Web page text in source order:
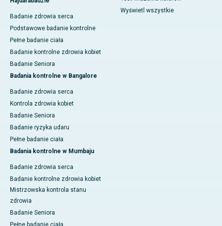
Badanie zdrowia serca
Podstawowe badanie kontrolne
Pełne badanie ciała
Badanie kontrolne zdrowia kobiet
Badanie Seniora
Badania kontrolne w Bangalore
Badanie zdrowia serca
Kontrola zdrowia kobiet
Badanie Seniora
Badanie ryzyka udaru
Pełne badanie ciała
Badania kontrolne w Mumbaju
Badanie zdrowia serca
Badanie kontrolne zdrowia kobiet
Mistrzowska kontrola stanu
zdrowia
Badanie Seniora
Wyświetl wszystkie